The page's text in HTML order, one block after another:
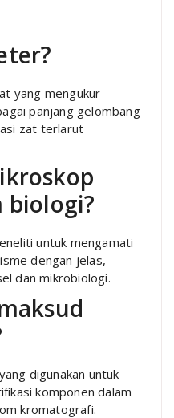
yang mengukur
panjang gelombang
zat terlarut
biologi?
untuk mengamati
dengan jelas,
dan mikrobiologi.
digunakan untuk
komponen dalam
kromatografi.